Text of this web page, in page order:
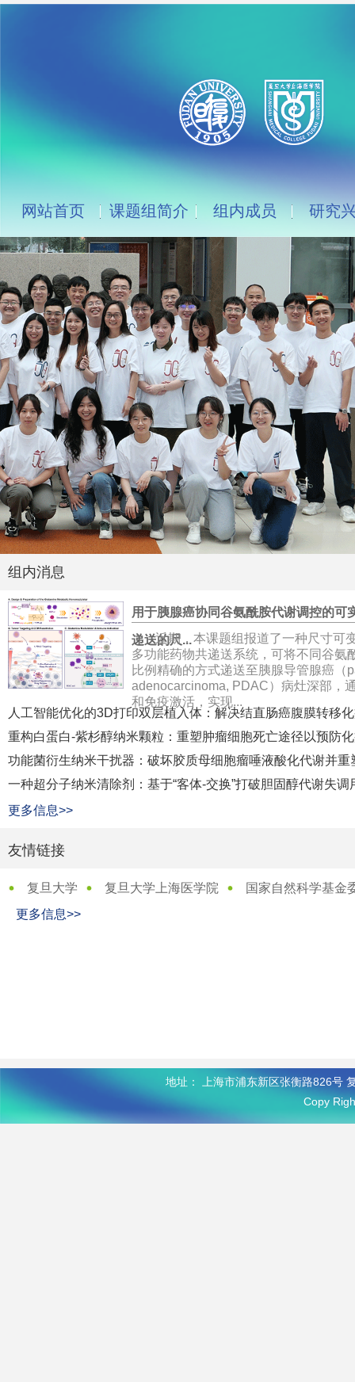
网站首页 课题组简介 组内成员 研究
组内消息
用于胰腺癌协同谷氨酰胺代谢调控的可
递送的尺...
近期，本课题组报道了一种尺寸可
多功能药物共递送系统，可将不同谷氨
比例精确的方式递送至胰腺导管腺癌（
adenocarcinoma, PDAC）病灶深部，
和免疫激活，实现...
人工智能优化的3D打印双层植入体：解决结直肠癌腹膜转移
重构白蛋白-紫杉醇纳米颗粒：重塑肿瘤细胞死亡途径以预防
功能菌衍生纳米干扰器：破坏胶质母细胞瘤唾液酸化代谢并重
一种超分子纳米清除剂：基于“客体-交换”打破胆固醇代谢失
更多信息>>
友情链接
复旦大学 复旦大学上海医学院
国家自然科学基金
更多信息>>
地址： 上海市浦东新区张衡路826
Copy